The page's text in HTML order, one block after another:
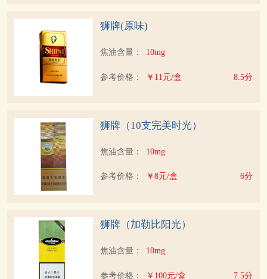
狮牌(原味)
焦油含量： 10mg
参考价格： ￥11元/盒 8.5分
狮牌（10支完美时光）
焦油含量： 10mg
参考价格： ￥8元/盒 6分
狮牌（加勒比阳光）
焦油含量： 10mg
参考价格： ￥100元/盒 7.5分